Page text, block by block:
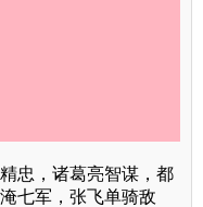
忠，诸葛亮智谋，都
七军，张飞单骑敌